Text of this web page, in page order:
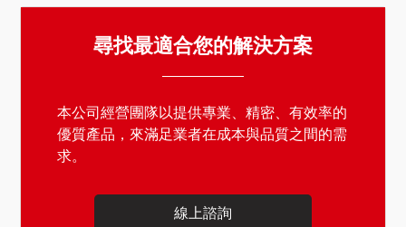
尋找最適合您的解決方案
本公司經營團隊以提供專業、精密、有效率的
優質產品，來滿足業者在成本與品質之間的需
求。
線上諮詢